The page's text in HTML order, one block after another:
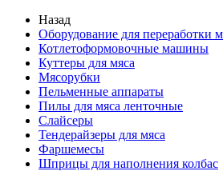
Назад
Оборудование для переработки
Котлетоформовочные машины
Куттеры для мяса
Мясорубки
Пельменные аппараты
Пилы для мяса ленточные
Слайсеры
Тендерайзеры для мяса
Фаршемесы
Шприцы для наполнения колбас